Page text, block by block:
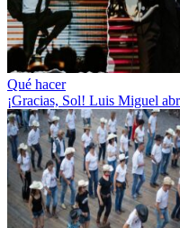
Qué hacer
¡Gracias, Sol! Luis Miguel